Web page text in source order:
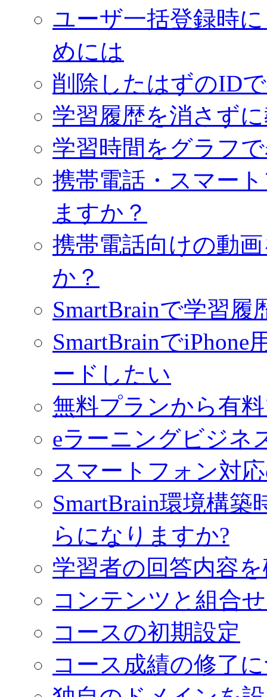
ユーザ一括登録時
めには
削除したはずのID
学習履歴を消さず
学習時間をグラフ
携帯電話・スマー
ますか？
携帯電話向けの動
か？
SmartBrainで学習履
SmartBrainでiPhone
ードしたい
無料プランから有
eラーニングビジネ
スマートフォン対
SmartBrain環境構
らになりますか?
学習者の回答内容
コンテンツと組合
コースの初期設定
コース成績の修了